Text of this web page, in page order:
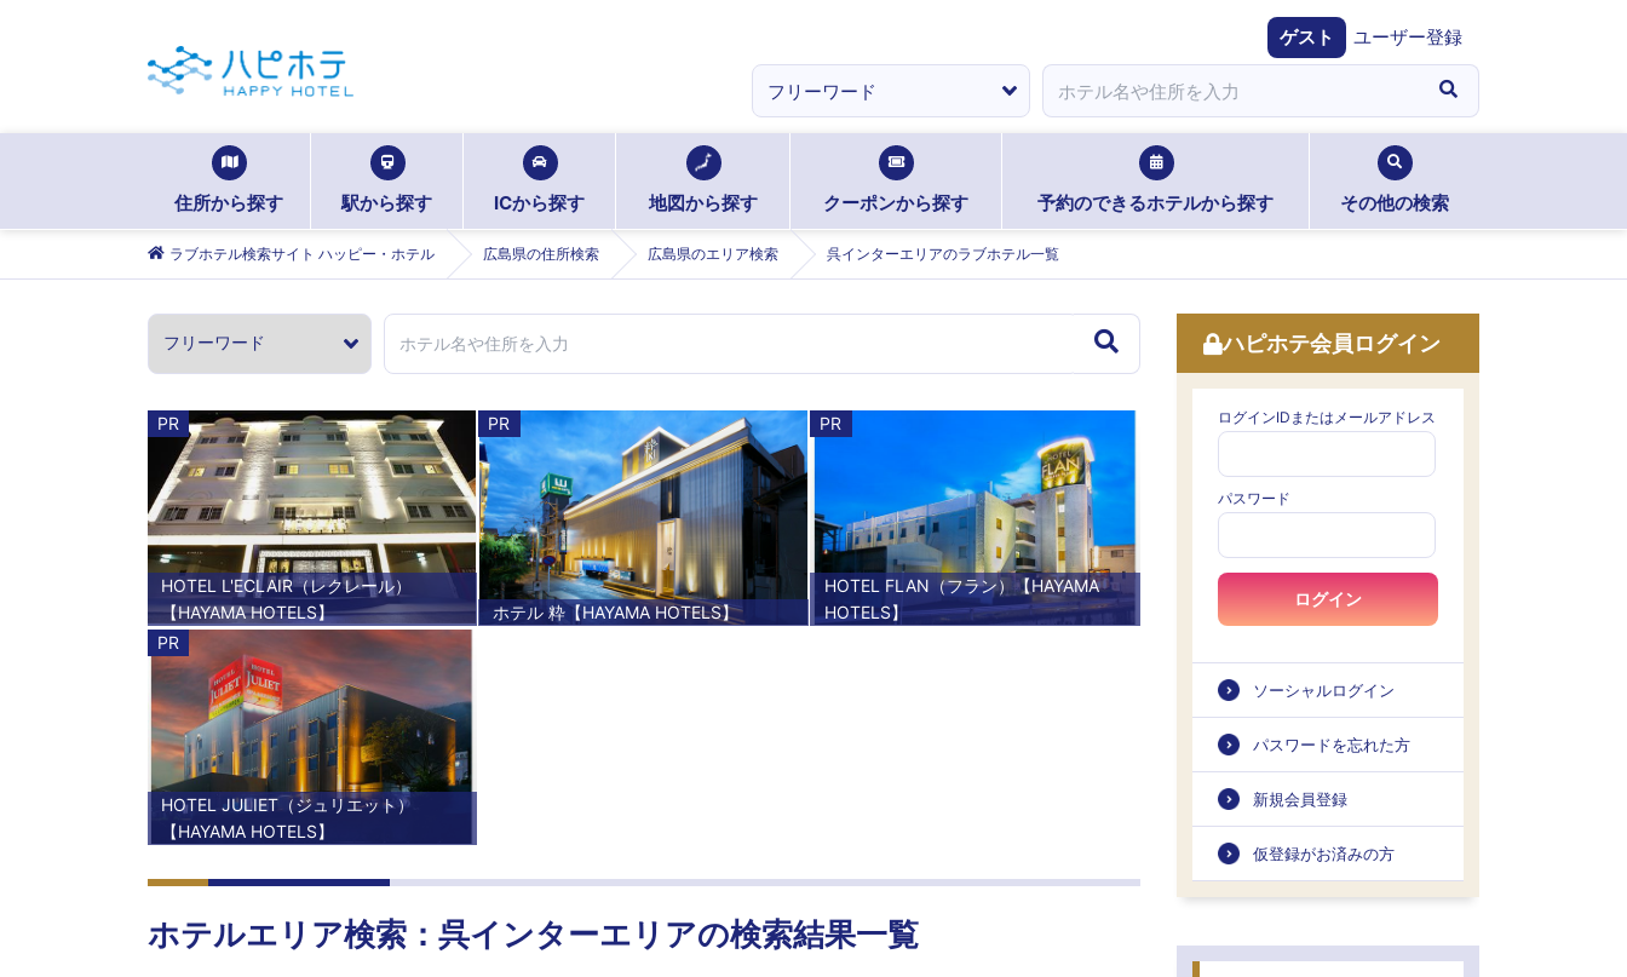
ゲスト ユーザー登録
住所から探す 駅から探す ICから探す 地図から探す クーポンから探す 予約のできるホテルから探す その他の検索
ラブホテル検索サイト ハッピー・ホテル 広島県の住所検索 広島県のエリア検索 呉インターエリアのラブホテル一覧
PR
HOTEL L'ECLAIR（レクレール）
【HAYAMA HOTELS】
PR
ホテル 粋【HAYAMA HOTELS】
PR
HOTEL FLAN（フラン）【HAYAMA
HOTELS】
PR
HOTEL JULIET（ジュリエット）
【HAYAMA HOTELS】
ホテルエリア検索：呉インターエリアの検索結果一覧
ハピホテ会員ログイン
ログインIDまたはメールアドレス
パスワード
ログイン
ソーシャルログイン
パスワードを忘れた方
新規会員登録
仮登録がお済みの方